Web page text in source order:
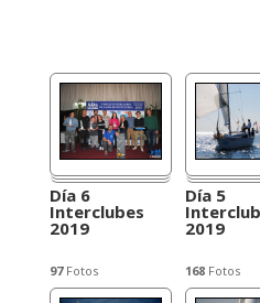
Día 6
Interclubes
2019
97Fotos
Día 5
2019
168Fotos